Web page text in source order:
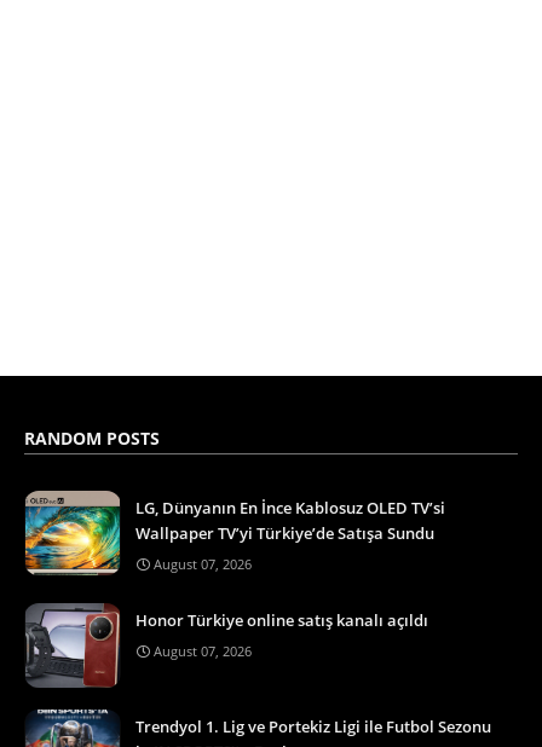
RANDOM POSTS
LG, Dünyanın En İnce Kablosuz OLED TV’si
Wallpaper TV’yi Türkiye’de Satışa Sundu
August 07, 2026
Honor Türkiye online satış kanalı açıldı
August 07, 2026
Trendyol 1. Lig ve Portekiz Ligi ile Futbol Sezonu